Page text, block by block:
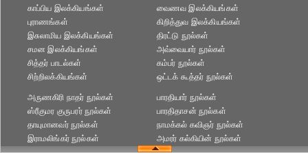
காப்பிய இலக்கியங்கள்
புராணங்கள்
வைணவ இலக்கியங்கள்
கிறித்துவ இலக்கியங்கள்
இசுலாமிய இலக்கியங்கள்
சமன இலக்கியங்கள்
சித்தர் பாடல்கள்
சிற்றிலக்கியங்கள்
திரட்டு நூல்கள்
அவ்வையார் நூல்கள்
கம்பர் நூல்கள்
ஒட்டக் கூத்தர் நூல்கள்
அருணகிரி நாதர் நூல்கள்
ஸ்ரீகுமர குருபரர் நூல்கள்
தாயுமானவர் நூல்கள்
இராமலிங்கர் நூல்கள்
பாரதியார் நூல்கள்
பாரதிதாசன் நூல்கள்
நாமக்கல் கவிஞர் நூல்கள்
அமரர் கல்கியின் நூல்கள்